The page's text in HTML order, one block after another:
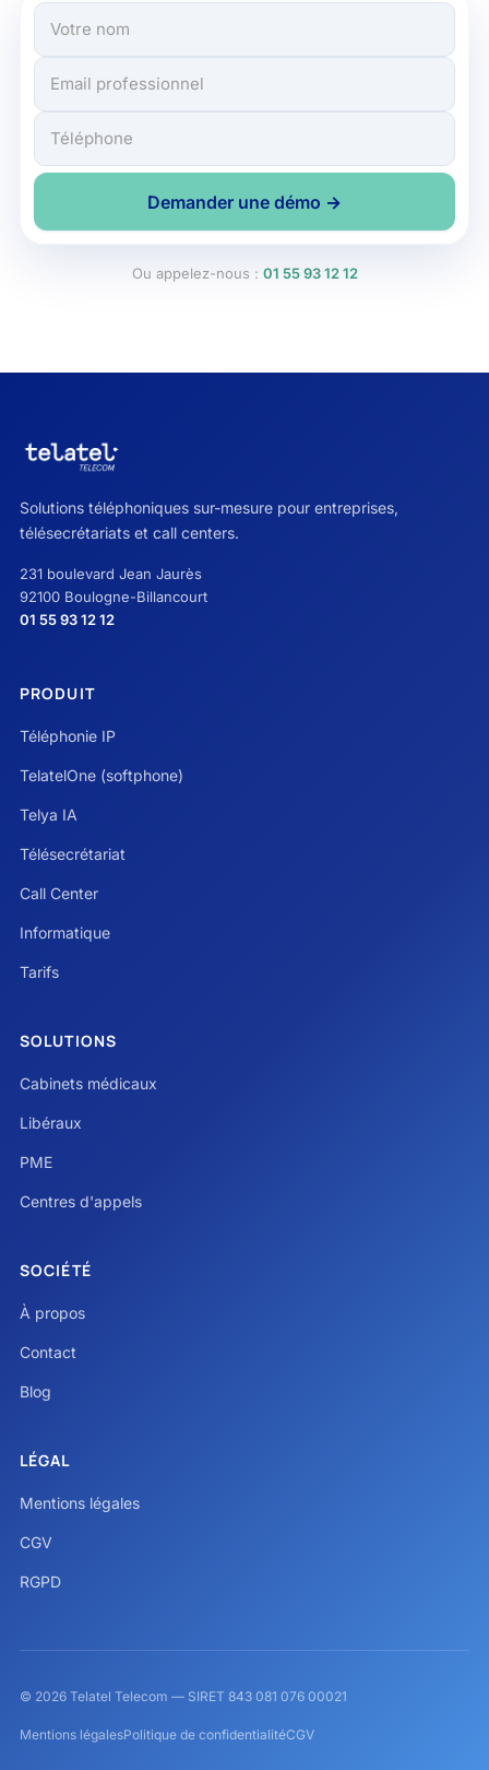
Votre nom
Email professionnel
Téléphone
Demander une démo →
Ou appelez-nous : 01 55 93 12 12
Solutions téléphoniques sur-mesure pour entreprises,
télésecrétariats et call centers.
231 boulevard Jean Jaurès
92100 Boulogne-Billancourt
01 55 93 12 12
PRODUIT
Téléphonie IP
TelatelOne (softphone)
Telya IA
Télésecrétariat
Call Center
Informatique
Tarifs
SOLUTIONS
Cabinets médicaux
Libéraux
PME
Centres d'appels
SOCIÉTÉ
À propos
Contact
Blog
LÉGAL
Mentions légales
CGV
RGPD
© 2026 Telatel Telecom — SIRET 843 081 076 00021
Mentions légalesPolitique de confidentialitéCGV